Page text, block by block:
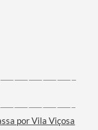
por Vila Viçosa